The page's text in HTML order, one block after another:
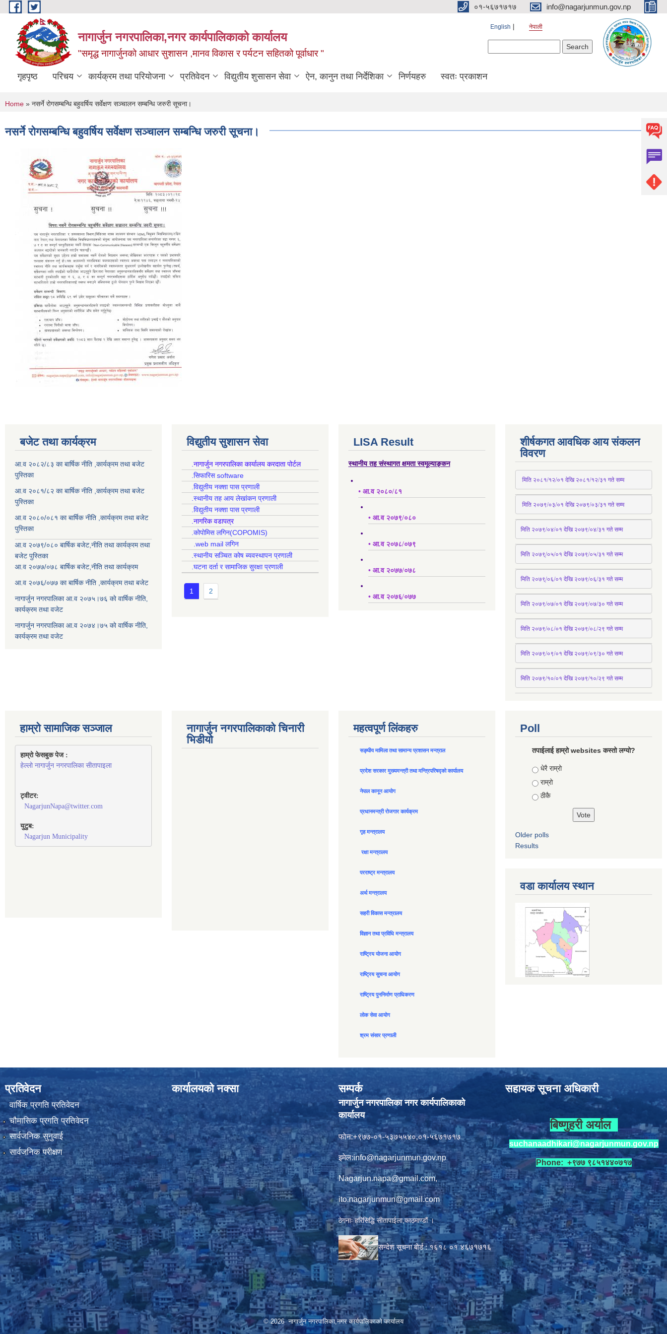
Skip to main content ०१-५६७१७१७ info@nagarjunmun.gov.np
नागार्जुन नगरपालिका,नगर कार्यपालिकाको कार्यालय
"समृद्ध नागार्जुनको आधार सुशासन ,मानव विकास र पर्यटन सहितको पूर्वाधार "
English नेपाली
गृहपृष्ठ परिचय कार्यक्रम तथा परियोजना प्रतिवेदन विद्युतीय शुसासन सेवा ऐन, कानुन तथा निर्देशिका निर्णयहरु स्वतः प्रकाशन
You are here
Home » नसर्ने रोगसम्बन्धि बहुवर्षिय सर्वेक्षण सञ्चालन सम्बन्धि जरुरी सूचना।
नसर्ने रोगसम्बन्धि बहुवर्षिय सर्वेक्षण सञ्चालन सम्बन्धि जरुरी सूचना।
बजेट तथा कार्यक्रम
आ.व २०८२/८३ का बार्षिक नीति ,कार्यक्रम तथा बजेट
पुस्तिका
आ.व २०८१/८२ का बार्षिक नीति ,कार्यक्रम तथा बजेट
पुस्तिका
आ.व २०८०/०८१ का बार्षिक नीति ,कार्यक्रम तथा बजेट
पुस्तिका
आ.व २०७९/०८० बार्षिक बजेट,नीति तथा कार्यक्रम तथा
बजेट पुस्तिका
आ.व २०७७/०७८ बार्षिक बजेट,नीति तथा कार्यक्रम
आ.व २०७६/०७७ का बार्षिक नीति ,कार्यक्रम तथा बजेट
नागार्जुन नगरपालिका आ.व २०७५।७६ को वार्षिक नीति,
कार्यक्रम तथा वजेट
नागार्जुन नगरपालिका आ.व २०७४।७५ को वार्षिक नीति,
कार्यक्रम तथा वजेट
विद्युतीय सुशासन सेवा
.नागार्जुन नगरपालिका कार्यालय करदाता पोर्टल
.सिफारिस software
.विद्युतीय नक्शा पास प्रणाली
.स्थानीय तह आय लेखांकन प्रणाली
.विद्युतीय नक्शा पास प्रणाली
.नागरिक वडापत्र
.कोपोमिस लगिन(COPOMIS)
.web mail लगिन
.स्थानीय सञ्चित कोष ब्यवस्थापन प्रणाली
.घटना दर्ता र सामाजिक सुरक्षा प्रणाली
1 2
LISA Result
स्थानीय तह संस्थागत क्षमता स्वमूल्याङ्कन
• आ.व २०८०/८१
• आ.व २०७९/०८०
• आ.व २०७८/०७९
• आ.व २०७७/०७८
• आ.व २०७६/०७७
शीर्षकगत आवधिक आय संकलन
विवरण
मिति २०८१/१२/०१ देखि २०८१/१२/३१ गते सम्म
मिति २०७९/०३/०१ देखि २०७९/०३/३१ गते सम्म
मिति २०७९/०४/०१ देखि २०७९/०४/३१ गते सम्म
मिति २०७९्/०५/०१ देखि २०७९/०५/३१ गते सम्म
मिति २०७९्/०६/०१ देखि २०७९/०६/३१ गते सम्म
मिति २०७९/०७/०१ देखि २०७९/०७/३० गते सम्म
मिति २०७९/०८/०१ देखि २०७९/०८/२९ गते सम्म
मिति २०७९/०९/०१ देखि २०७९/०९/३० गते सम्म
मिति २०७९/१०/०१ देखि २०७९/१०/२९ गते सम्म
हाम्रो सामाजिक सञ्जाल
हाम्रो फेसबुक पेज :
हेल्लो नागार्जुन नगरपालिका सीतापाइला
ट्वीटर:
NagarjunNapa@twitter.com
युटुब:
Nagarjun Municipality
नागार्जुन नगरपालिकाको चिनारी
भिडीयो
महत्वपूर्ण लिंकहरु
सङ्घीय मामिला तथा सामान्य प्रशासन मन्त्राल
प्रदेश सरकार मुख्यमन्त्री तथा मन्त्रिपरिषद्को कार्यालय
नेपाल कानून आयोग
प्रधानमन्त्री रोजगार कार्यक्रम
गृह मन्त्रालय
रक्षा मन्त्रालय
परराष्ट्र मन्त्रालय
अर्थ मन्त्रालय
सहरी विकास मन्त्रालय
विज्ञान तथा प्रविधि मन्त्रालय
राष्ट्रिय योजना आयोग
राष्ट्रिय सुचना आयोग
राष्ट्रिय पुननिर्माण प्राधिकरण
लोक सेवा आयोग
श्रम संसार प्रणाली
Poll
तपाईलाई हाम्रो websites कस्तो लग्यो?
Choices
धेरै राम्रो
राम्रो
ठीकै
Older polls
Results
वडा कार्यालय स्थान
प्रतिवेदन
वार्षिक प्रगति प्रतिवेदन
चौमासिक प्रगति प्रतिवेदन
सार्वजनिक सुनुवाई
सार्वजनिक परीक्षण
कार्यालयको नक्सा सम्पर्क
नागार्जुन नगरपालिका नगर कार्यपालिकाको
कार्यालय
फोन:+९७७-०१-५३७५५४०,०१-५६७१७१७
इमेल:info@nagarjunmun.gov.np
Nagarjun.napa@gmail.com,
ito.nagarjunmun@gmail.com
ठेगनाः हरिसिद्धि सीतापाईला,काठमाण्डौं ।
सन्देश सूचना बोर्ड : १६१८ ०१४६७१७१६
सहायक सूचना अधिकारी
बिष्णुहरी अर्याल
suchanaadhikari@nagarjunmun.gov.np
Phone: +९७७ ९८५१४४०७१७
© 2026 नागार्जुन नगरपालिका,नगर कार्यपालिकाको कार्यालय